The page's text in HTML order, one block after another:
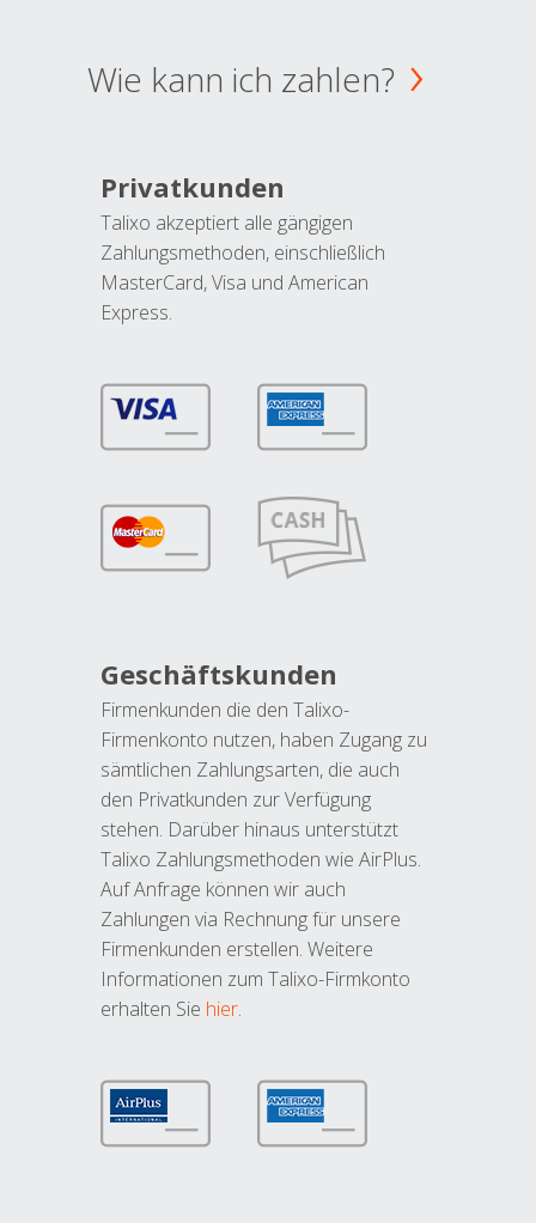
Wie kann ich zahlen?
Privatkunden
Talixo akzeptiert alle gängigen
Zahlungsmethoden, einschließlich
MasterCard, Visa und American
Express.
Geschäftskunden
Firmenkunden die den Talixo-
Firmenkonto nutzen, haben Zugang zu
sämtlichen Zahlungsarten, die auch
den Privatkunden zur Verfügung
stehen. Darüber hinaus unterstützt
Talixo Zahlungsmethoden wie AirPlus.
Auf Anfrage können wir auch
Zahlungen via Rechnung für unsere
Firmenkunden erstellen. Weitere
Informationen zum Talixo-Firmkonto
erhalten Sie hier.